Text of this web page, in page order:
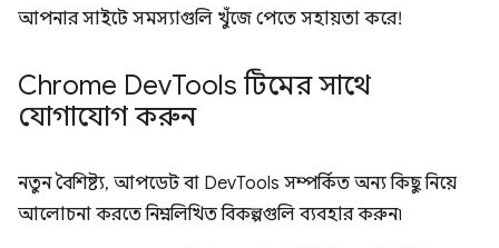
আপনার সাইটে সমস্যাগুলি খুঁজে পেতে সহায়তা করে!
Chrome DevTools টিমের সাথে
যোগাযোগ করুন
নতুন বৈশিষ্ট্য, আপডেট বা DevTools সম্পর্কিত অন্য কিছু নিয়ে
আলোচনা করতে নিম্নলিখিত বিকল্পগুলি ব্যবহার করুন৷